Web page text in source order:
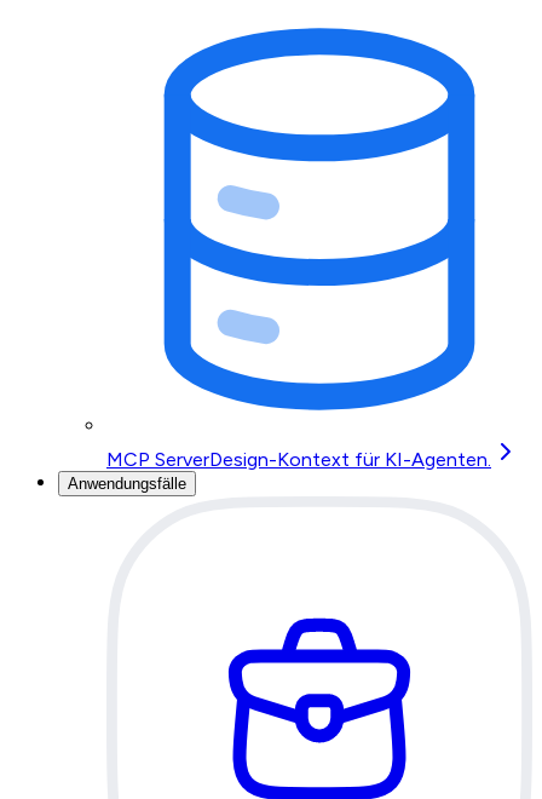
MCP ServerDesign-Kontext für KI-Agenten.
Anwendungsfälle